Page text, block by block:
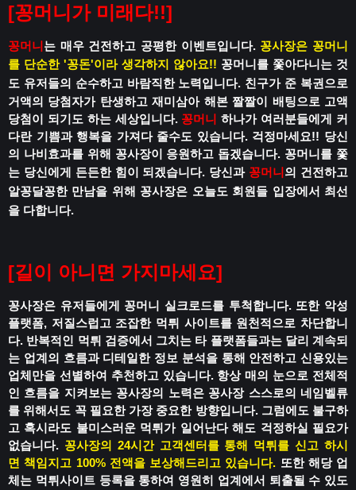
[꽁머니가 미래다!!]
꽁머니 는 매우 건전하고 공평한 이벤트입니다. 꽁사장은 꽁머니
를 단순한 '꽁돈'이라 생각하지 않아요!! 꽁머니를 쫓아다니는 것
도 유저들의 순수하고 바람직한 노력입니다. 친구가 준 복권으로
거액의 당첨자가 탄생하고재미삼아 해본 짤짤이 배팅으로 고액
당첨이 되기도 하는 세상입니다. 꽁머니 하나가 여러분들에게 커
다란 기쁨과 행복을 가져다 줄수도 있습니다. 걱정마세요!! 당신
의 나비효과를 위해 꽁사장이 응원하고 돕겠습니다. 꽁머니를 쫓
는 당신에게 든든한 힘이 되겠습니다. 당신과 꽁머니 의 건전하고
알꽁달꽁한 만남을 위해 꽁사장은 오늘도 회원들 입장에서 최선
을 다합니다.
[길이 아니면 가지마세요]
꽁사장은 유저들에게 꽁머니 실크로드를 투척합니다. 또한 악성
플랫폼, 저질스럽고 조잡한 먹튀 사이트를 원천적으로 차단합니
다. 반복적인 먹튀 검증에서 그치는 타 플랫폼들과는 달리 계속되
는 업계의 흐름과 디테일한 정보 분석을 통해 안전하고 신용있는
업체만을 선별하여 추천하고 있습니다. 항상 매의 눈으로 전체적
인 흐름을 지켜보는 꽁사장의 노력은 꽁사장 스스로의 네임벨류
를 위해서도 꼭 필요한 가장 중요한 방향입니다. 그럼에도 불구하
고 혹시라도 불미스러운 먹튀가 일어난다 해도 걱정하실 필요가
없습니다. 꽁사장의 24시간 고객센터를 통해 먹튀를 신고 하시
면책임지고 100% 전액을 보상해드리고 있습니다. 또한 해당 업
체는 먹튀사이트 등록을 통하여 영원히 업계에서 퇴출될 수 있도